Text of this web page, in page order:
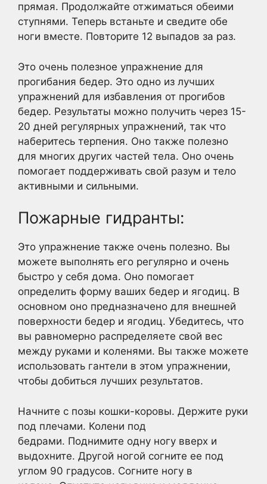
прямая. Продолжайте отжиматься обеими
ступнями. Теперь встаньте и сведите обе
ноги вместе. Повторите 12 выпадов за раз.
Это очень полезное упражнение для
прогибания бедер. Это одно из лучших
упражнений для избавления от прогибов
бедер. Результаты можно получить через 15-
20 дней регулярных упражнений, так что
наберитесь терпения. Оно также полезно
для многих других частей тела. Оно очень
помогает поддерживать свой разум и тело
активными и сильными.
Пожарные гидранты:
Это упражнение также очень полезно. Вы
можете выполнять его регулярно и очень
быстро у себя дома. Оно помогает
определить форму ваших бедер и ягодиц. В
основном оно предназначено для внешней
поверхности бедер и ягодиц. Убедитесь, что
вы равномерно распределяете свой вес
между руками и коленями. Вы также можете
использовать гантели в этом упражнении,
чтобы добиться лучших результатов.
Начните с позы кошки-коровы. Держите руки
под плечами. Колени под
бедрами. Поднимите одну ногу вверх и
выдохните. Другой ногой согните ее под
углом 90 градусов. Согните ногу в